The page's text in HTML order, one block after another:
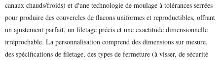
canaux chauds/froids) et d'une technologie de moulage à tolérances serrées
pour produire des couvercles de flacons uniformes et reproductibles, offrant
un ajustement parfait, un filetage précis et une exactitude dimensionnelle
irréprochable. La personnalisation comprend des dimensions sur mesure,
des spécifications de filetage, des types de fermeture (à visser, de sécurité